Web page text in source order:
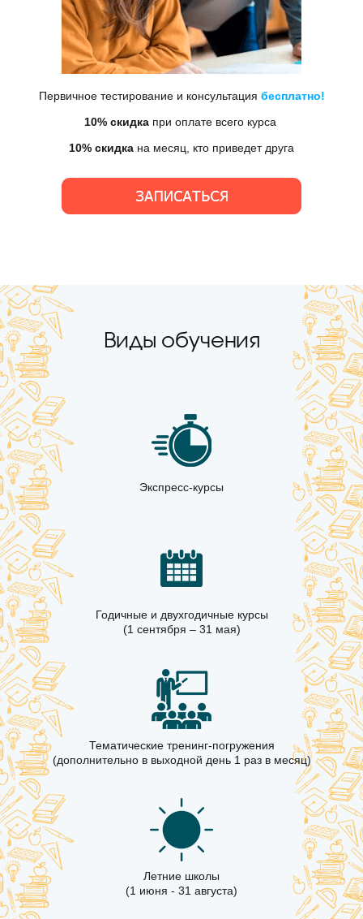
Первичное тестирование и консультация бесплатно!
10% скидка при оплате всего курса
10% скидка на месяц, кто приведет друга
Виды обучения
Экспресс-курсы
Годичные и двухгодичные курсы
(1 сентября – 31 мая)
Тематические тренинг-погружения
(дополнительно в выходной день 1 раз в месяц)
Летние школы
(1 июня - 31 августа)